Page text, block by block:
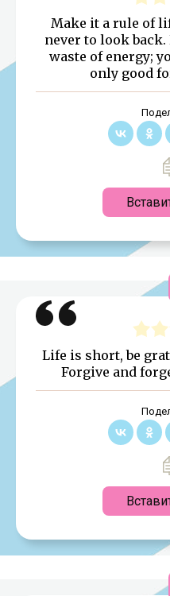
Make it a rule of
never to look
waste of energy;
only good
Life is short, be
Forgive and